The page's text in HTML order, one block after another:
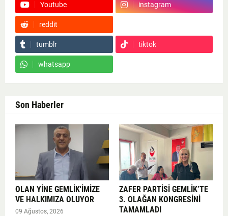
Youtube instagram
reddit
tumblr tiktok
whatsapp
Son Haberler
OLAN YİNE GEMLİK'İMİZE
VE HALKIMIZA OLUYOR
09 Ağustos, 2026
ZAFER PARTİSİ GEMLİK’TE
3. OLAĞAN KONGRESİNİ
TAMAMLADI